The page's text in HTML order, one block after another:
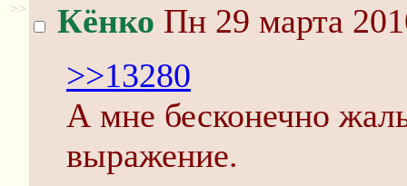
>> Кёнко Пн 29 марта
>>13280
А мне бесконечно
выражение.